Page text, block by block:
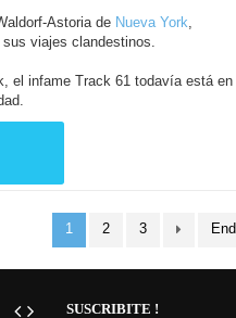
Astoria de Nueva York,
viajes clandestinos.
el infame Track 61 todavía está en
1 2 3 End
SUSCRIBITE !